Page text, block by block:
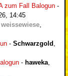
zum Fall Balogun -
14:45
weissewiese
- Schwarzgold
- haweka